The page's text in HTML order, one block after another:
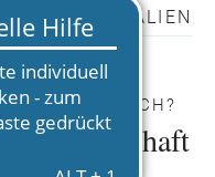
WIRKLICH?